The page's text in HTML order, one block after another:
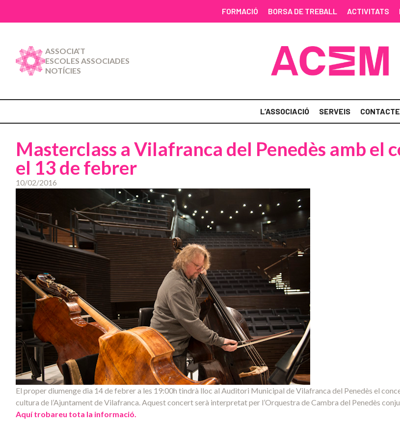
FORMACIÓ BORSA DE TREBALL ACTIVITATS
ASSOCIA’T
ESCOLES ASSOCIADES
NOTÍCIES
L’ASSOCIACIÓ SERVEIS CONTACTE
Masterclass a Vilafranca del Penedès amb el
el 13 de febrer
10/02/2016
El proper diumenge dia 14 de febrer a les 19:00h tindrà lloc al Auditori Municipal de Vilafranca del Penedès el
cultura de l’Ajuntament de Vilafranca. Aquest concert serà interpretat per l’Orquestra de Cambra del Penedès
Aquí trobareu tota la informació.